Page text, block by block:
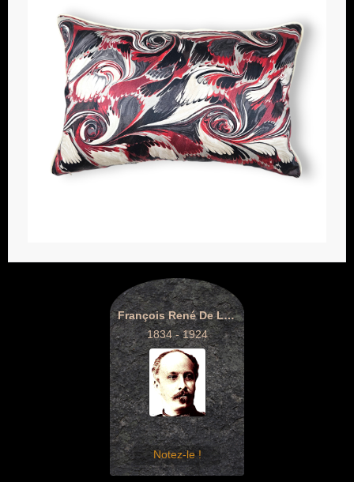
François René De La Tour du Pin Chambly de La Char
1834 - 1924
Notez-le !